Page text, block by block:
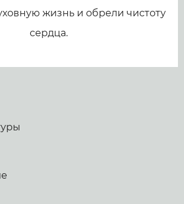
жизнь и обрели чистоту
сердца.